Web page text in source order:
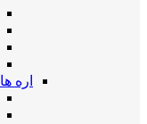
اره ها